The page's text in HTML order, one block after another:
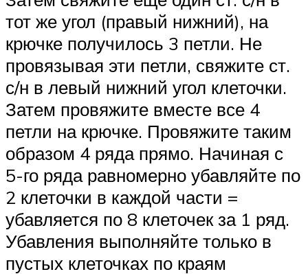
тот же угол (правый нижний), на
крючке получилось 3 петли. Не
провязывая эти петли, свяжите ст.
с/н в левый нижний угол клеточки.
Затем провяжите вместе все 4
петли на крючке. Провяжите таким
образом 4 ряда прямо. Начиная с
5-го ряда равномерно убавляйте по
2 клеточки в каждой части =
убавляется по 8 клеточек за 1 ряд.
Убавления выполняйте только в
пустых клеточках по краям